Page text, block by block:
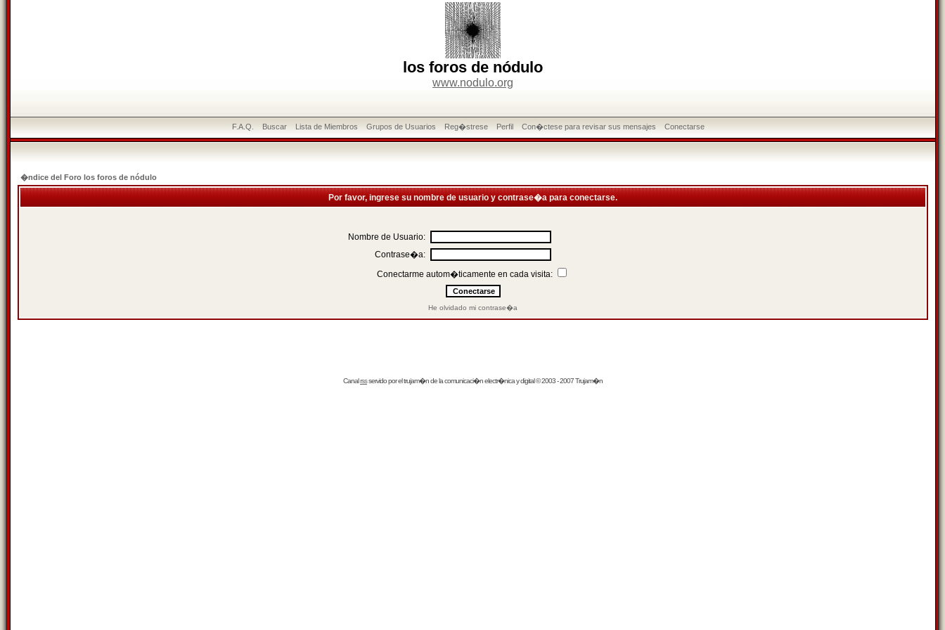
los foros de nódulo
www.nodulo.org
F.A.Q. Buscar Lista de Miembros Grupos de Usuarios Reg�strese Perfil Con�ctese para revisar sus mensajes Conectarse
�ndice del Foro los foros de nódulo
Por favor, ingrese su nombre de usuario y contrase�a para conectarse.
Nombre de Usuario:
Contrase�a:
Conectarme autom�ticamente en cada visita:
He olvidado mi contrase�a
Canalrssservido por eltrujam�nde la comunicaci�n electr�nica y digital © 2003 - 2007 Trujam�n